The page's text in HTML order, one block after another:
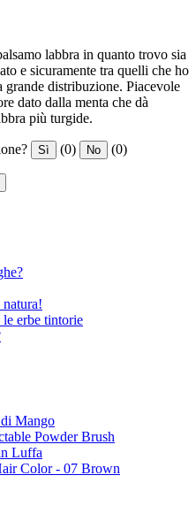
labbra in quanto trovo sia
e sicuramente tra quelli che ho
distribuzione. Piacevole
dato dalla menta che dà
più turgide.
Sì (0) No (0)
erbe tintorie
Mango
Powder Brush
Luffa
Color - 07 Brown